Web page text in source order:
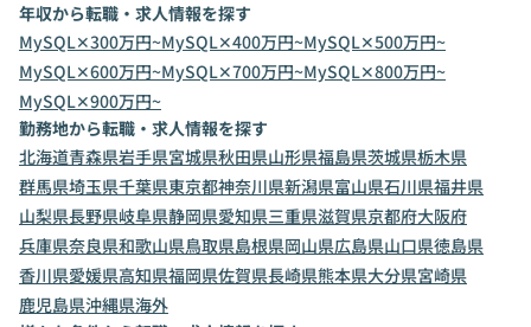
年収から転職・求人情報を探す
MySQL✕300万円~MySQL✕400万円~MySQL✕500万円~
MySQL✕600万円~MySQL✕700万円~MySQL✕800万円~
MySQL✕900万円~
勤務地から転職・求人情報を探す
北海道青森県岩手県宮城県秋田県山形県福島県茨城県栃木県
群馬県埼玉県千葉県東京都神奈川県新潟県富山県石川県福井県
山梨県長野県岐阜県静岡県愛知県三重県滋賀県京都府大阪府
兵庫県奈良県和歌山県鳥取県島根県岡山県広島県山口県徳島県
香川県愛媛県高知県福岡県佐賀県長崎県熊本県大分県宮崎県
鹿児島県沖縄県海外